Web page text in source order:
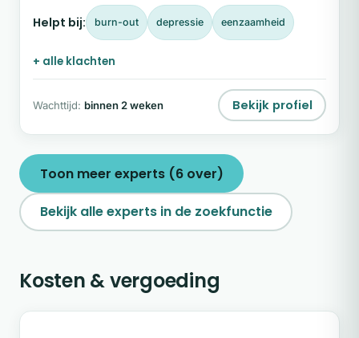
is een zwaar en vaak eenzaam proces waarin hoop
en diepe teleurstelling elkaar voortdurend
afwisselen, en waarin emoties zoals verdriet, angst
en machteloosheid zich ongemerkt opstapelen.
Helpt bij: burn-out depressie eenzaamheid
+ alle klachten
Wachttijd: binnen 2 weken Bekijk profiel
Toon meer experts (6 over)
Bekijk alle experts in de zoekfunctie
Kosten & vergoeding